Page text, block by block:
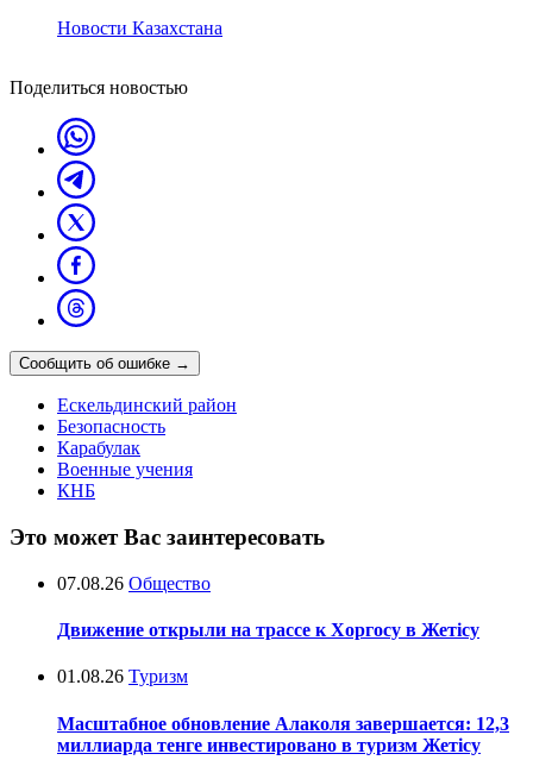
Новости Казахстана
Поделиться новостью
Сообщить об ошибке →
Ескельдинский район
Безопасность
Карабулак
Военные учения
КНБ
Это может Вас заинтересовать
07.08.26 Общество
Движение открыли на трассе к Хоргосу в Жетісу
01.08.26 Туризм
Масштабное обновление Алаколя завершается: 12,3
миллиарда тенге инвестировано в туризм Жетісу